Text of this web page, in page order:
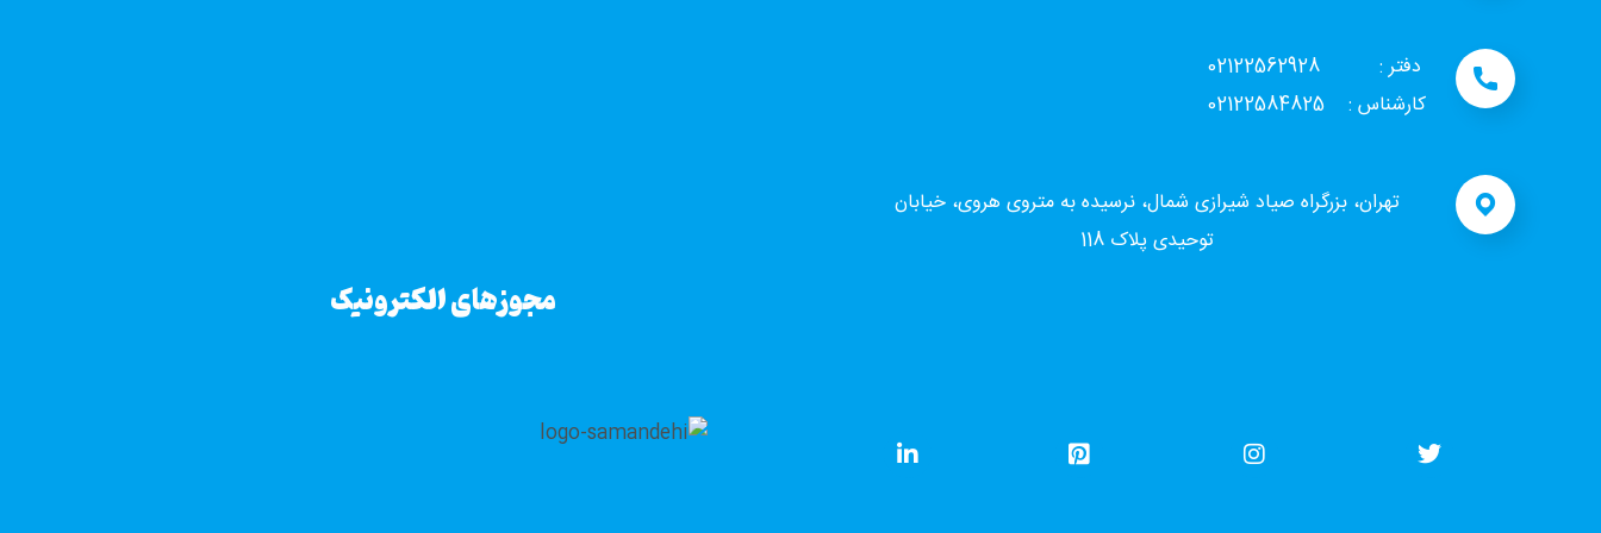
دفتر : 02122562928
کارشناس : 02122584825
تهران، بزرگراه صیاد شیرازی شمال، نرسیده به متروی هروی، خیابان
توحیدی پلاک 118
مجوزهای الکترونیک